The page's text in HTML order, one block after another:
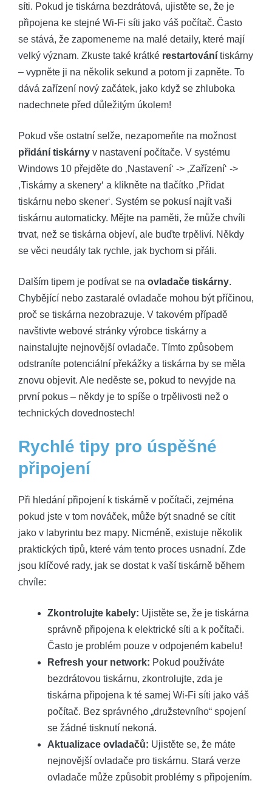
síti. Pokud je tiskárna bezdrátová, ujistěte se, že je
připojena ke stejné Wi-Fi síti jako váš počítač. Často
se stává, že zapomeneme na malé detaily, které mají
velký význam. Zkuste také krátké restartování tiskárny
– vypněte ji na několik sekund a potom ji zapněte. To
dává zařízení nový začátek, jako když se zhluboka
nadechnete před důležitým úkolem!
Pokud vše ostatní selže, nezapomeňte na možnost
přidání tiskárny v nastavení počítače. V systému
Windows 10 přejděte do ‚Nastavení‘ -> ‚Zařízení‘ ->
‚Tiskárny a skenery‘ a klikněte na tlačítko ‚Přidat
tiskárnu nebo skener‘. Systém se pokusí najít vaši
tiskárnu automaticky. Mějte na paměti, že může chvíli
trvat, než se tiskárna objeví, ale buďte trpěliví. Někdy
se věci neudály tak rychle, jak bychom si přáli.
Dalším tipem je podívat se na ovladače tiskárny.
Chybějící nebo zastaralé ovladače mohou být příčinou,
proč se tiskárna nezobrazuje. V takovém případě
navštivte webové stránky výrobce tiskárny a
nainstalujte nejnovější ovladače. Tímto způsobem
odstraníte potenciální překážky a tiskárna by se měla
znovu objevit. Ale neděste se, pokud to nevyjde na
první pokus – někdy je to spíše o trpělivosti než o
technických dovednostech!
Rychlé tipy pro úspěšné
připojení
Při hledání připojení k tiskárně v počítači, zejména
pokud jste v tom nováček, může být snadné se cítit
jako v labyrintu bez mapy. Nicméně, existuje několik
praktických tipů, které vám tento proces usnadní. Zde
jsou klíčové rady, jak se dostat k vaší tiskárně během
chvíle:
Zkontrolujte kabely: Ujistěte se, že je tiskárna
správně připojena k elektrické síti a k počítači.
Často je problém pouze v odpojeném kabelu!
Refresh your network: Pokud používáte
bezdrátovou tiskárnu, zkontrolujte, zda je
tiskárna připojena k té samej Wi-Fi síti jako váš
počítač. Bez správného „družstevního“ spojení
se žádné tisknutí nekoná.
Aktualizace ovladačů: Ujistěte se, že máte
nejnovější ovladače pro tiskárnu. Stará verze
ovladače může způsobit problémy s připojením.